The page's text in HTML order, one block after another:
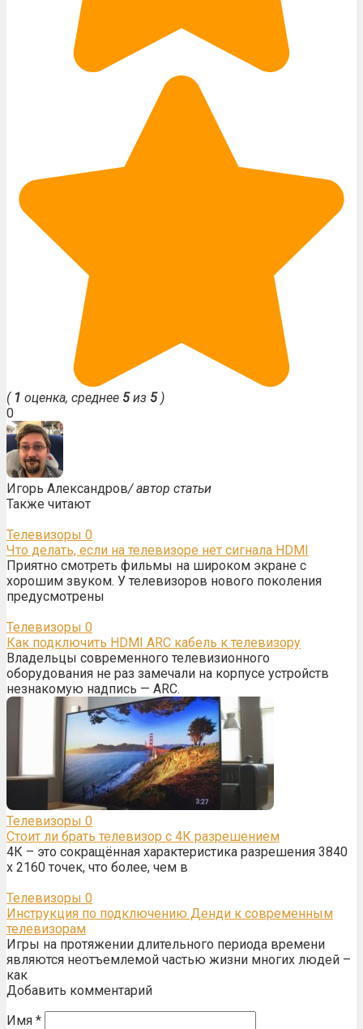
( 1 оценка, среднее 5из 5)
0
Игорь Александров/ автор статьи
Также читают
Телевизоры 0
Что делать, если на телевизоре нет сигнала HDMI
Приятно смотреть фильмы на широком экране с
хорошим звуком. У телевизоров нового поколения
предусмотрены
Телевизоры 0
Как подключить HDMI ARC кабель к телевизору
Владельцы современного телевизионного
оборудования не раз замечали на корпусе устройств
незнакомую надпись — ARC.
Телевизоры 0
Стоит ли брать телевизор с 4К разрешением
4К – это сокращённая характеристика разрешения 3840
х 2160 точек, что более, чем в
Телевизоры 0
Инструкция по подключению Денди к современным
телевизорам
Игры на протяжении длительного периода времени
являются неотъемлемой частью жизни многих людей –
как
Добавить комментарий
Имя *